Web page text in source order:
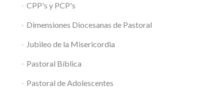
CPP's y PCP's
Dimensiones Diocesanas de Pastoral
Jubileo de la Misericordia
Pastoral Bíblica
Pastoral de Adolescentes